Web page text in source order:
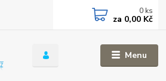
Menu
0 ks
za 0,00 Kč